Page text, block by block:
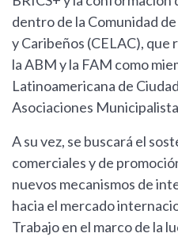
dentro de la Comunidad
y Caribeños (CELAC),
la ABM y la FAM como
Latinoamericana de
Asociaciones
A su vez, se buscará el
comerciales y de
nuevos mecanismos de
hacia el mercado
Trabajo en el marco de la